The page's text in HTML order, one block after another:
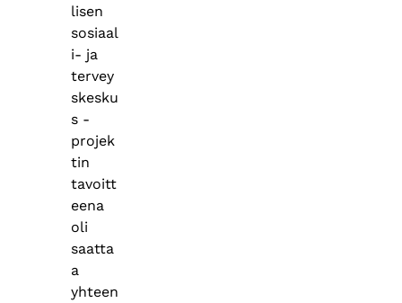
lisen
sosiaal
i- ja
tervey
skesku
s -
projek
tin
tavoitt
eena
oli
saatta
a
yhteen